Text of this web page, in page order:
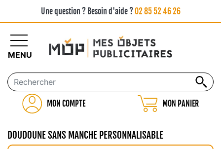
Une question ? Besoin d'aide ?02 85 52 46 26
MON COMPTE MON PANIER
MENU
DOUDOUNE SANS MANCHE PERSONNALISABLE